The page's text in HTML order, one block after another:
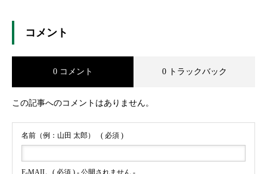
コメント
0 コメント 0 トラックバック
この記事へのコメントはありません。
名前（例：山田 太郎） ( 必須 )
E-MAIL ( 必須 ) - 公開されません -